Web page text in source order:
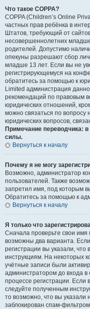
Что такое COPPA?
COPPA (Children’s Online
частных прав ребёнка в
Штатов, требующий от
несовершеннолетних
родителей. Допустимо
опекуны разрешают сбор
младше 13 лет. Если вы не
регистрирующемуся на
обратитесь за помощью к
Limited администрация
рекомендаций по правовым
юридических отношений,
можно связаться по вопросу
юридических вопросов,
Примечание переводчика:
силы.
Вернуться к началу
Почему я не могу
Возможно, администратор
пользователей. Также
запретил имя, под которым
Обратитесь за помощью к
Вернуться к началу
Я только что
Сначала проверьте свои
возможны два варианта.
регистрации вы указали,
инструкциям. На некоторых
учётные записи были
администратором до входа
процессе регистрации.
следуйте полученным
то возможно, что вы
заблокирован спам-